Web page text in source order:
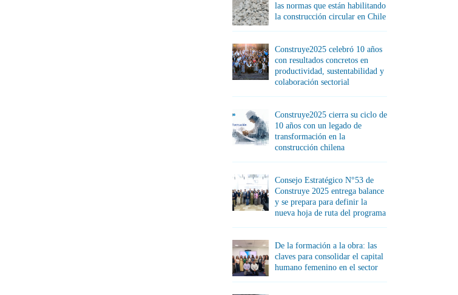
las normas que están habilitando
la construcción circular en Chile
Construye2025 celebró 10 años
con resultados concretos en
productividad, sustentabilidad y
colaboración sectorial
Construye2025 cierra su ciclo de
10 años con un legado de
transformación en la
construcción chilena
Consejo Estratégico N°53 de
Construye 2025 entrega balance
y se prepara para definir la
nueva hoja de ruta del programa
De la formación a la obra: las
claves para consolidar el capital
humano femenino en el sector